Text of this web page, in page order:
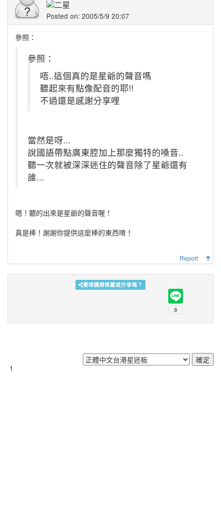
Posted on: 2005/5/9 20:07
參照：
參照：
唔..這個真的是星爺的聲音嗎
聽起來有點像配音的耶!!
不過還是感謝分享哩
當然是呀...
說國語帶點廣東腔加上那麼獨特的嗓音..
聽一次就被深深迷住的聲音除了星爺還有
誰...
嗯！聽的出來是星爺的聲音喔！
真是棒！謝謝你提供這麼棒的東西唷！
Report
覺得讚想推薦或分享嗎？
1